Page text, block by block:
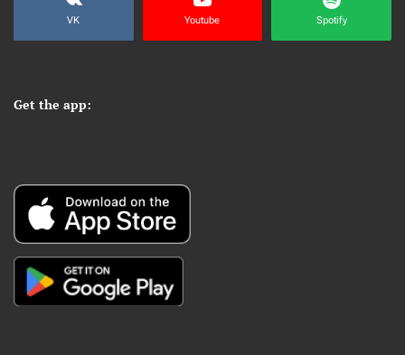
VK Youtube Spotify
Get the app: